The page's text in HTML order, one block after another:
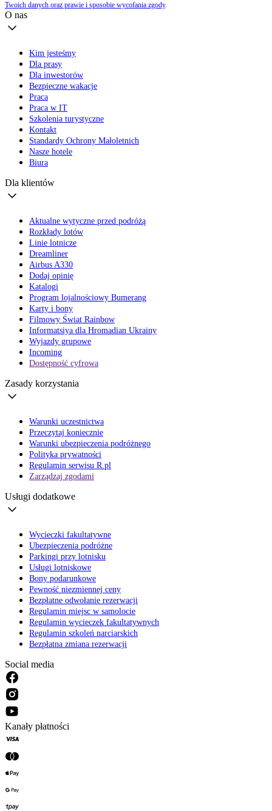
Twoich danych oraz prawie i sposobie wycofania zgody.
O nas
Kim jesteśmy
Dla prasy
Dla inwestorów
Bezpieczne wakacje
Praca
Praca w IT
Szkolenia turystyczne
Kontakt
Standardy Ochrony Małoletnich
Nasze hotele
Biura
Dla klientów
Aktualne wytyczne przed podróżą
Rozkłady lotów
Linie lotnicze
Dreamliner
Airbus A330
Dodaj opinię
Katalogi
Program lojalnościowy Bumerang
Karty i bony
Filmowy Świat Rainbow
Informatsiya dla Hromadian Ukrainy
Wyjazdy grupowe
Incoming
Dostępność cyfrowa
Zasady korzystania
Warunki uczestnictwa
Przeczytaj koniecznie
Warunki ubezpieczenia podróżnego
Polityka prywatności
Regulamin serwisu R.pl
Zarządzaj zgodami
Usługi dodatkowe
Wycieczki fakultatywne
Ubezpieczenia podróżne
Parkingi przy lotnisku
Usługi lotniskowe
Bony podarunkowe
Pewność niezmiennej ceny
Bezpłatne odwołanie rezerwacji
Regulamin miejsc w samolocie
Regulamin wycieczek fakultatywnych
Regulamin szkoleń narciarskich
Bezpłatna zmiana rezerwacji
Social media
Kanały płatności